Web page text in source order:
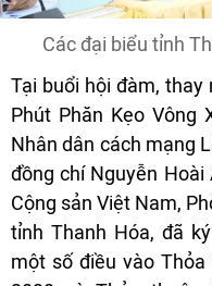
Các đại biểu tỉnh
Tại buổi hội đàm,
Phút Phăn Kẹo Vông
Nhân dân cách mạng
đồng chí Nguyễn
Cộng sản Việt Nam,
tỉnh Thanh Hóa, đã
một số điều vào